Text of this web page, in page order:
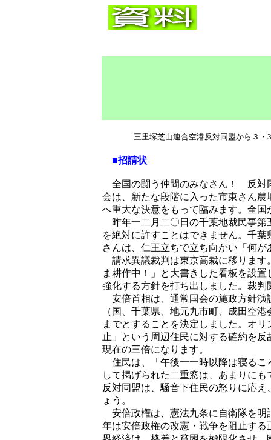
三里塚芝山連合空港反対同盟から３・31
■招請状
全国の闘う仲間のみなさん！ 反対
会は、新たな段階に入った市東さん
へ重大な決意をもって臨みます。全
昨年一二月二〇日の千葉地裁民事第
を絶対に許すことはできません。千
さんは、仁王立ちで立ち向かい「何
請求異議裁判は東京高裁に移ります
ま耕作中！」と大書きした看板を設
強化する方針を打ち出しました。裁
安倍首相は、通常国会の施政方針演
（国、千葉県、地元九市町、成田空
までとすることを決定しました。オ
止」という周辺住民に対する確約を
現在の三倍になります。
住民は、「午後一一時以降は寝るこ
して掲げられた二重窓は、あまりに
反対同盟は、騒音下住民の怒りに応
ょう。
安倍政権は、憲法九条に自衛隊を明
年は安倍政権の改憲・戦争を阻止す